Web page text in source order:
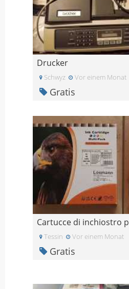
Drucker
Schwyz Vor einem Monat
Gratis
Tessin Vor einem Monat
Gratis